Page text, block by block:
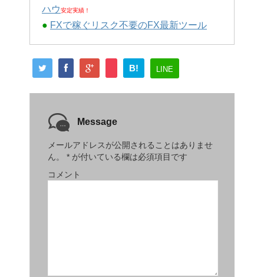
ハウ安定実績！
● FXで稼ぐリスク不要のFX最新ツール
B! LINE
Message
メールアドレスが公開されることはありませ
ん。
* が付いている欄は必須項目です
コメント